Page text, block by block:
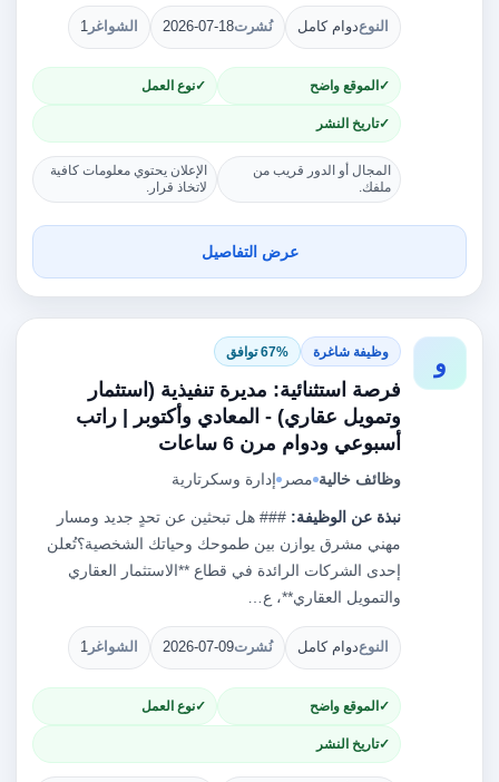
النوعدوام كامل نُشرت2026-07-18 الشواغر 1
الموقع واضح نوع العمل
تاريخ النشر
المجال أو الدور قريب من
ملفك.
الإعلان يحتوي معلومات كافية
لاتخاذ قرار.
عرض التفاصيل
و وظيفة شاغرة 67% توافق
فرصة استثنائية: مديرة تنفيذية (استثمار
وتمويل عقاري) - المعادي وأكتوبر | راتب
أسبوعي ودوام مرن 6 ساعات
وظائف خالية مصر إدارة وسكرتارية
نبذة عن الوظيفة: ### هل تبحثين عن تحدٍ جديد ومسار
مهني مشرق يوازن بين طموحك وحياتك الشخصية؟تُعلن
إحدى الشركات الرائدة في قطاع **الاستثمار العقاري
والتمويل العقاري**، ع…
النوعدوام كامل نُشرت2026-07-09 الشواغر 1
الموقع واضح نوع العمل
تاريخ النشر